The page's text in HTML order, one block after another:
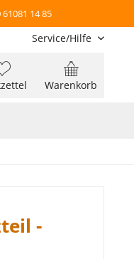
61081 14 85
Service/Hilfe
Warenkorb
-